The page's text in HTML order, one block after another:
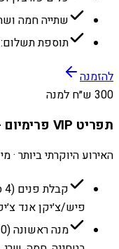
שתייה חמה
תוספת
להזמנה
300 ש״ח למנה
תפריט VIP פרימיום — על האש בשרים מובחרים
האירוע היוקרתי ביותר · מינימום
פיש/צ׳יקן אנד